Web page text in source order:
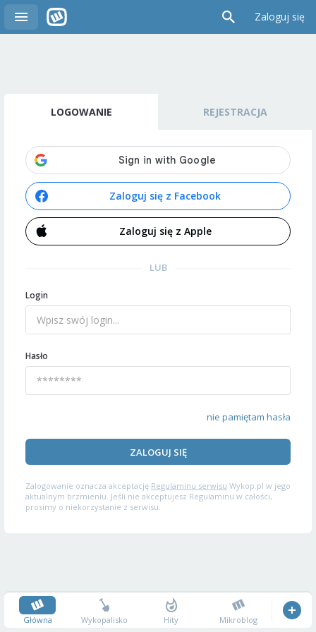
Zaloguj się
LOGOWANIE REJESTRACJA
Zaloguj się z Facebook
Zaloguj się z Apple
LUB
Login
Hasło
nie pamiętam hasła
ZALOGUJ SIĘ
Zalogowanie oznacza akceptację Regulaminu serwisu Wykop.pl w jego
aktualnym brzmieniu. Jeśli nie akceptujesz Regulaminu w całości,
prosimy o niekorzystanie z serwisu.
Główna Wykopalisko Hity Mikroblog